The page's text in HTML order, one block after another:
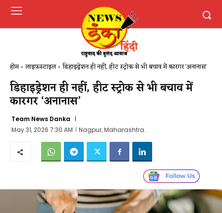
होम लाइफ़स्टाइल डिहाइड्रेशन ही नहीं, हीट स्ट्रोक से भी बचाव में कारगर 'अनानास'
डिहाइड्रेशन ही नहीं, हीट स्ट्रोक से भी बचाव में
कारगर ‘अनानास’
Team News Danka
May 31, 2026 7:30 AM
Nagpur, Maharashtra.